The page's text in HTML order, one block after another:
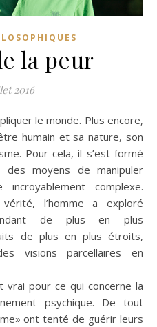
la peur
2016
humain et sa nature, son
Pour cela, il s’est formé
moyens de manipuler
complexe.
l’homme a exploré
de plus en plus
de plus en plus étroits,
visions parcellaires en
vrai pour ce qui concerne la
psychique. De tout
ont tenté de guérir leurs